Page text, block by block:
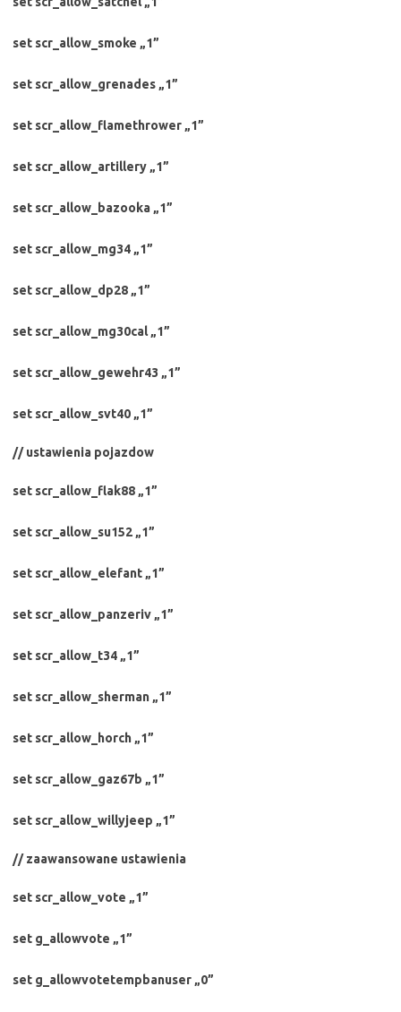
set scr_allow_smoke „1”
set scr_allow_grenades „1”
set scr_allow_flamethrower „1”
set scr_allow_artillery „1”
set scr_allow_bazooka „1”
set scr_allow_mg34 „1”
set scr_allow_dp28 „1”
set scr_allow_mg30cal „1”
set scr_allow_gewehr43 „1”
set scr_allow_svt40 „1”
// ustawienia pojazdow
set scr_allow_flak88 „1”
set scr_allow_su152 „1”
set scr_allow_elefant „1”
set scr_allow_panzeriv „1”
set scr_allow_t34 „1”
set scr_allow_sherman „1”
set scr_allow_horch „1”
set scr_allow_gaz67b „1”
set scr_allow_willyjeep „1”
// zaawansowane ustawienia
set scr_allow_vote „1”
set g_allowvote „1”
set g_allowvotetempbanuser „0”